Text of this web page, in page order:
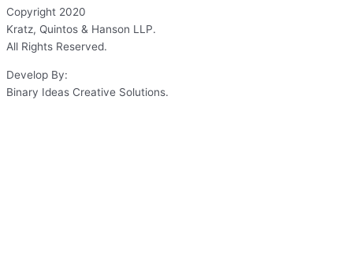
Copyright 2020
Kratz, Quintos & Hanson LLP.
All Rights Reserved.
Develop By:
Binary Ideas Creative Solutions.